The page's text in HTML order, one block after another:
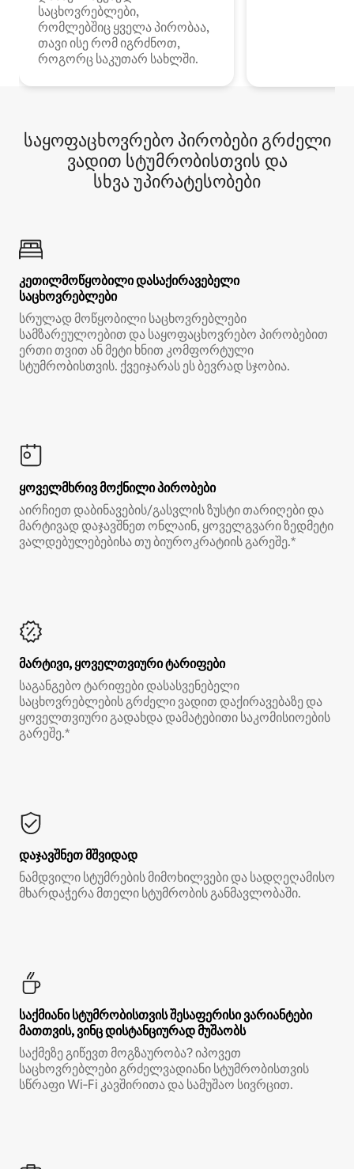
საცხოვრებლები,
რომლებშიც ყველა პირობაა,
თავი ისე რომ იგრძნოთ,
როგორც საკუთარ სახლში.
საყოფაცხოვრებო პირობები გრძელი
ვადით სტუმრობისთვის და
სხვა უპირატესობები
კეთილმოწყობილი დასაქირავებელი
საცხოვრებლები
სრულად მოწყობილი საცხოვრებლები
სამზარეულოებით და საყოფაცხოვრებო პირობებით
ერთი თვით ან მეტი ხნით კომფორტული
სტუმრობისთვის. ქვეიჯარას ეს ბევრად სჯობია.
ყოველმხრივ მოქნილი პირობები
აირჩიეთ დაბინავების/გასვლის ზუსტი თარიღები და
მარტივად დაჯავშნეთ ონლაინ, ყოველგვარი ზედმეტი
ვალდებულებებისა თუ ბიუროკრატიის გარეშე.*
მარტივი, ყოველთვიური ტარიფები
საგანგებო ტარიფები დასასვენებელი
საცხოვრებლების გრძელი ვადით დაქირავებაზე და
ყოველთვიური გადახდა დამატებითი საკომისიოების
გარეშე.*
დაჯავშნეთ მშვიდად
ნამდვილი სტუმრების მიმოხილვები და სადღეღამისო
მხარდაჭერა მთელი სტუმრობის განმავლობაში.
საქმიანი სტუმრობისთვის შესაფერისი ვარიანტები
მათთვის, ვინც დისტანციურად მუშაობს
საქმეზე გიწევთ მოგზაურობა? იპოვეთ
საცხოვრებლები გრძელვადიანი სტუმრობისთვის
სწრაფი Wi‑Fi კავშირითა და სამუშაო სივრცით.